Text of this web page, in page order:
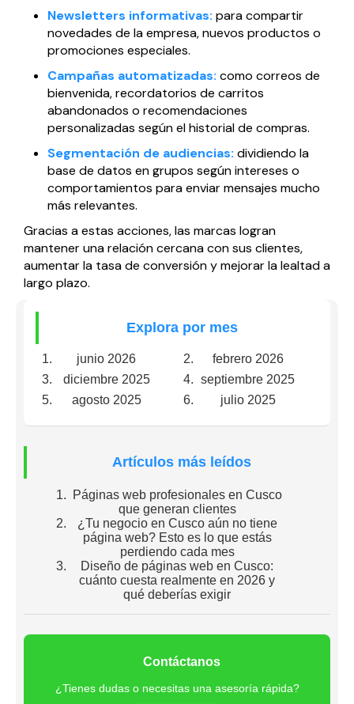
Newsletters informativas: para compartir
novedades de la empresa, nuevos productos o
promociones especiales.
Campañas automatizadas: como correos de
bienvenida, recordatorios de carritos
abandonados o recomendaciones
personalizadas según el historial de compras.
Segmentación de audiencias: dividiendo la
base de datos en grupos según intereses o
comportamientos para enviar mensajes mucho
más relevantes.
Gracias a estas acciones, las marcas logran
mantener una relación cercana con sus clientes,
aumentar la tasa de conversión y mejorar la lealtad a
largo plazo.
Explora por mes
junio 2026
febrero 2026
diciembre 2025
septiembre 2025
agosto 2025
julio 2025
Artículos más leídos
Páginas web profesionales en Cusco
que generan clientes
¿Tu negocio en Cusco aún no tiene
página web? Esto es lo que estás
perdiendo cada mes
Diseño de páginas web en Cusco:
cuánto cuesta realmente en 2026 y
qué deberías exigir
Contáctanos
¿Tienes dudas o necesitas una asesoría rápida?